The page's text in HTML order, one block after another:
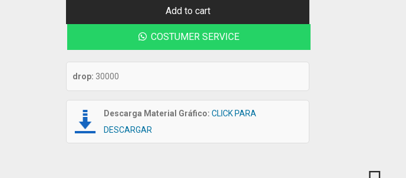
Add to cart
COSTUMER SERVICE
drop: 30000
Descarga Material Gráfico: CLICK PARA
DESCARGAR